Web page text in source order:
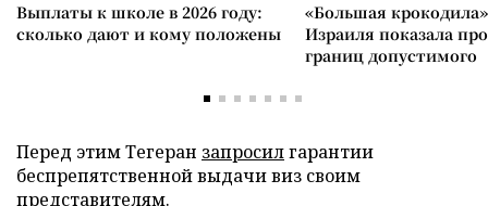
Выплаты к школе в 2026 году:
сколько дают и кому положены
«Большая
Израиля показала
границ допустимого
Перед этим Тегеран запросилгарантии
беспрепятственной выдачи виз своим
представителям.